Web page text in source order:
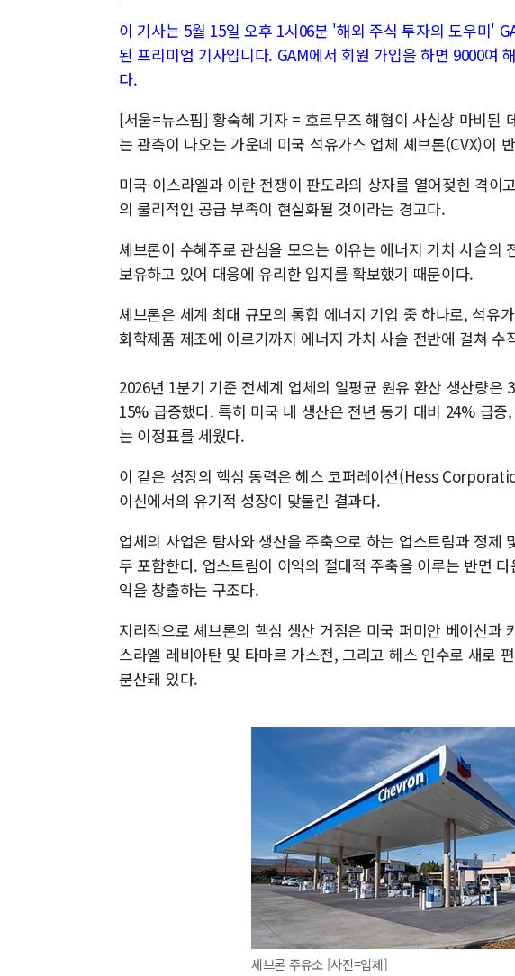
이 기사는 5월 15일 오후 1시06분 '해외 주식 투자의 도우미'
된 프리미엄 기사입니다. GAM에서 회원 가입을 하면 9000여
다.
[서울=뉴스핌] 황숙혜 기자 = 호르무즈 해협이 사실상 마비된
는 관측이 나오는 가운데 미국 석유가스 업체 셰브론(CVX)이
미국-이스라엘과 이란 전쟁이 판도라의 상자를 열어젖힌 격이
의 물리적인 공급 부족이 현실화될 것이라는 경고다.
셰브론이 수혜주로 관심을 모으는 이유는 에너지 가치 사슬의
보유하고 있어 대응에 유리한 입지를 확보했기 때문이다.
셰브론은 세계 최대 규모의 통합 에너지 기업 중 하나로, 석유
화학제품 제조에 이르기까지 에너지 가치 사슬 전반에 걸쳐
2026년 1분기 기준 전세계 업체의 일평균 원유 환산 생산량은
15% 급증했다. 특히 미국 내 생산은 전년 동기 대비 24% 급
는 이정표를 세웠다.
이 같은 성장의 핵심 동력은 헤스 코퍼레이션(Hess
이신에서의 유기적 성장이 맞물린 결과다.
업체의 사업은 탐사와 생산을 주축으로 하는 업스트림과 정제
두 포함한다. 업스트림이 이익의 절대적 주축을 이루는 반면
익을 창출하는 구조다.
지리적으로 셰브론의 핵심 생산 거점은 미국 퍼미안 베이신과
스라엘 레비아탄 및 타마르 가스전, 그리고 헤스 인수로 새로
분산돼 있다.
셰브론 주유소 [사진=업체]